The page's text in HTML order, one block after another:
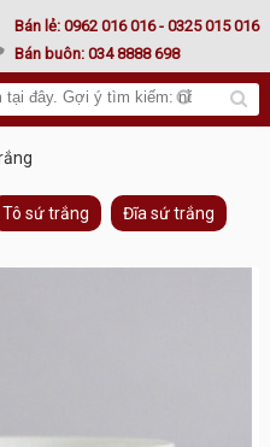
Bán lẻ:0962 016 016 - 0325 015 016
Bán buôn:034 8888 698
Tô sứ trắng Đĩa sứ trắng